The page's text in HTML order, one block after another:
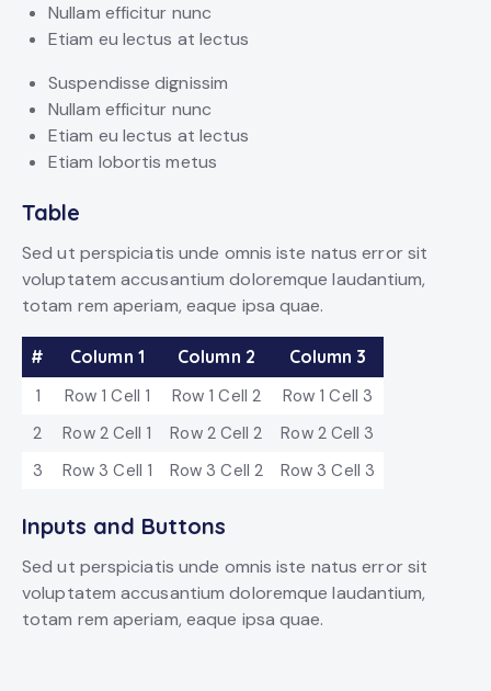
Nullam efficitur nunc
Etiam eu lectus at lectus
Suspendisse dignissim
Nullam efficitur nunc
Etiam eu lectus at lectus
Etiam lobortis metus
Table
Sed ut perspiciatis unde omnis iste natus error sit
voluptatem accusantium doloremque laudantium,
totam rem aperiam, eaque ipsa quae.
# Column 1 Column 2
Column 3
1
Row 1 Cell 1 Row 1 Cell 2
Row 1 Cell 3
2
Row 2 Cell 1 Row 2 Cell 2
Row 2 Cell 3
3
Row 3 Cell 1 Row 3 Cell 2 Row 3 Cell 3
Inputs and Buttons
Sed ut perspiciatis unde omnis iste natus error sit
voluptatem accusantium doloremque laudantium,
totam rem aperiam, eaque ipsa quae.